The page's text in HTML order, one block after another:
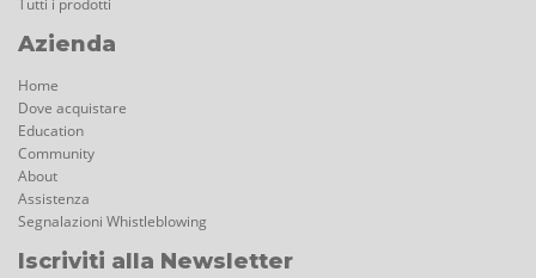
Azienda
Home
Dove acquistare
Education
Community
About
Assistenza
Segnalazioni Whistleblowing
Iscriviti alla Newsletter